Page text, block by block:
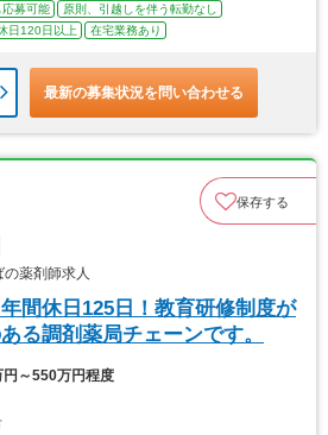
募可能
原則、引越しを伴う転勤なし
日120日以上 在宅業務あり
最新の募集状況を問い合わせる
保存する
薬剤師求人
間休日125日！教育研修制度が
る調剤薬局チェーンです。
円～550万円程度